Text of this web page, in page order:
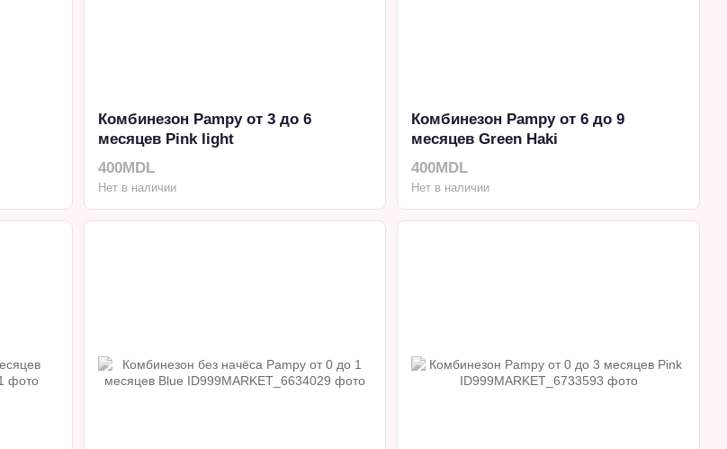
Комбинезон Pampy от 3 до 6
месяцев Pink light
400MDL
Нет в наличии
Комбинезон Pampy от 6 до 9
месяцев Green Haki
400MDL
Нет в наличии